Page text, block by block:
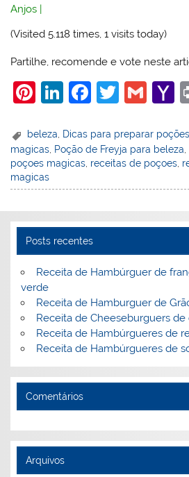
Anjos |
(Visited 5.118 times, 1 visits today)
Partilhe, recomende e vote neste
Pi
er
e
st
Li
k
e
F
c
e
o
k
T
itt
er
G
ai
l
Y
h
o
beleza, Dicas para preparar poções
magicas Poção de Freyja para beleza
poçoes magicas receitas de poçoes
magicas
Posts recentes
Receita de Hambúrguer de
verde
Receita de Hamburguer de
Receita de Cheeseburguers de
Receita de Hambúrgueres de
Receita de Hambúrgueres de
Comentários
Arquivos